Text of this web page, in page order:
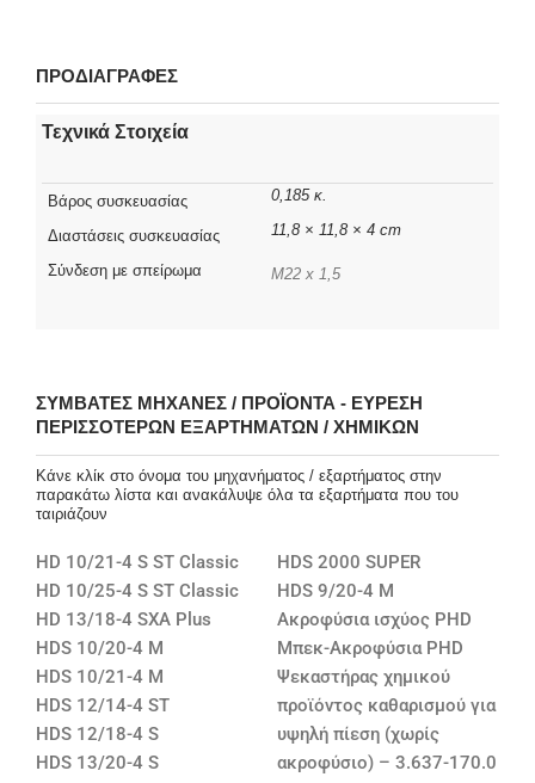
ΠΡΟΔΙΑΓΡΑΦΕΣ
Τεχνικά Στοιχεία
Βάρος συσκευασίας 0,185 κ.
Διαστάσεις συσκευασίας 11,8 × 11,8 × 4 cm
Σύνδεση με σπείρωμα M22 x 1,5
ΣΥΜΒΑΤΈΣ ΜΗΧΑΝΈΣ / ΠΡΟΪΌΝΤΑ - ΕΎΡΕΣΗ
ΠΕΡΙΣΣΌΤΕΡΩΝ ΕΞΑΡΤΗΜΆΤΩΝ / ΧΗΜΙΚΏΝ
Κάνε κλίκ στο όνομα του μηχανήματος / εξαρτήματος στην
παρακάτω λίστα και ανακάλυψε όλα τα εξαρτήματα που του
ταιριάζουν
HD 10/21-4 S ST Classic
HD 10/25-4 S ST Classic
HD 13/18-4 SXA Plus
HDS 10/20-4 M
HDS 10/21-4 M
HDS 12/14-4 ST
HDS 12/18-4 S
HDS 13/20-4 S
HDS 2000 SUPER
HDS 9/20-4 M
Ακροφύσια ισχύος PHD
Μπεκ-Ακροφύσια PHD
Ψεκαστήρας χημικού
προϊόντος καθαρισμού για
υψηλή πίεση (χωρίς
ακροφύσιο) – 3.637-170.0